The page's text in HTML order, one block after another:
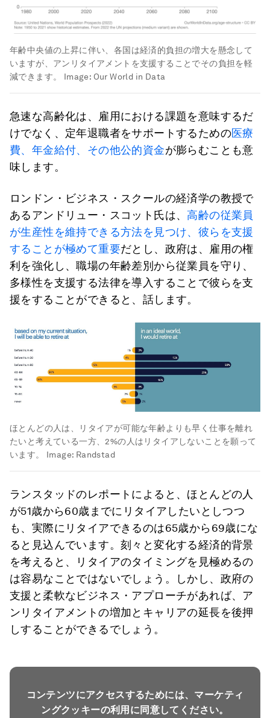
年齢中央値の上昇に伴い、各国は経済的負担の増大を懸念して
いますが、アンリタイアメントを支援することでその負担を軽
減できます。
Image: Our World in Data
急速な高齢化は、雇用における課題を意味するだ
けでなく、定年退職者をサポートするための医療
費、年金給付、その他公的資金が膨らむことも意
味します。
ロンドン・ビジネス・スクールの経済学の教授で
あるアンドリュー・スコット氏は、高齢の従業員
が生産性を維持できる方法を見つけ、彼らを支援
することが極めて重要だとし、政府は、雇用の権
利を強化し、職場の年齢差別から従業員を守り、
多様性を支援する法律を導入することで彼らを支
援をすることができると、話します。
ほとんどの人は、リタイアが可能な年齢よりも早く仕事を離れ
たいと考えている一方、2%の人はリタイアしないことを願って
います。
Image: Randstad
ランスタッドのレポートによると、ほとんどの人
が51歳から60歳までにリタイアしたいとしつつ
も、実際にリタイアできるのは65歳から69歳にな
ると見込んでいます。刻々と変化する経済的背景
を考えると、リタイアのタイミングを見極めるの
は容易なことではないでしょう。しかし、政府の
支援と柔軟なビジネス・アプローチがあれば、ア
ンリタイアメントの増加とキャリアの延長を後押
しすることができるでしょう。
コンテンツにアクセスするためには、マーケティ
ングクッキーの利用に同意してください。